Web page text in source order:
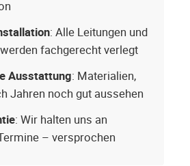
: Alle Leitungen und
fachgerecht verlegt
Ausstattung: Materialien,
Jahren noch gut aussehen
: Wir halten uns an
– versprochen